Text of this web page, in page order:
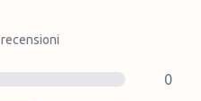
recensioni
0